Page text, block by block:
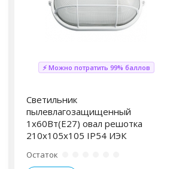
⚡ Можно потратить 99% баллов
Светильник
пылевлагозащищенный
1x60Вт(Е27) овал решотка
210x105x105 IP54 ИЭК
Остаток